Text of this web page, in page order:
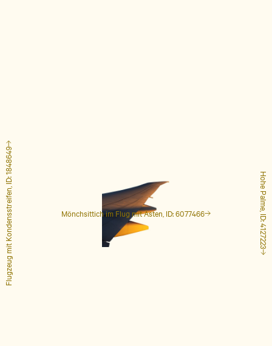
Mönchsittich im Flug mit Ästen, ID: 6077466 Hohe Palme, ID: 4127223
Flugzeug mit Kondensstreifen, ID: 1848649